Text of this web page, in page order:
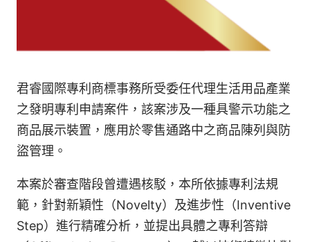
君睿國際專利商標事務所受委任代理生活用品產業
之發明專利申請案件，該案涉及一種具警示功能之
商品展示裝置，應用於零售通路中之商品陳列與防
盜管理。
本案於審查階段曾遭遇核駁，本所依據專利法規
範，針對新穎性（Novelty）及進步性（Inventive
Step）進行精確分析，並提出具體之專利答辯